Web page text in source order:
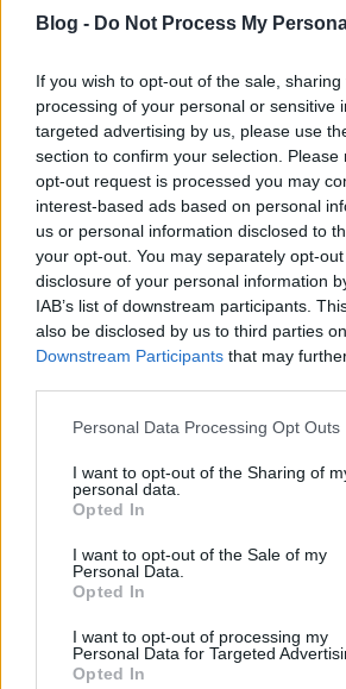
Blog - Do Not Process My
If you wish to opt-out of the sale,
processing of your personal or sensitive
targeted advertising by us, please use
section to confirm your selection.
opt-out request is processed you may
interest-based ads based on personal
us or personal information disclosed to
your opt-out. You may separately opt-
disclosure of your personal information
IAB’s list of downstream participants.
also be disclosed by us to third parties
Downstream Participants that may
Please note that this website/app uses
not limited to your visit or usage
grant or deny consent to Google and its
use your data for below specified
consent section.
Personal Data Processing Opt Outs
I want to opt-out of the Sharing of
personal data.
Opted In
I want to opt-out of the Sale of my
Personal Data.
Opted In
I want to opt-out of processing my
Personal Data for Targeted
Opted In
okozott csalódást: eddigi
leggazdagabb és legsokszínűbb
be a…
Alsó fedélzetek –
faktorral
Értékeltük a Lower Decks első
2020. október 14.
A Star Trek életérzés és a komédia